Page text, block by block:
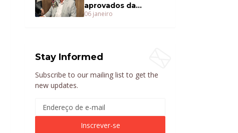
aprovados da
Educação ainda em
06 janeiro
Stay Informed
Subscribe to our mailing list to get the
new updates.